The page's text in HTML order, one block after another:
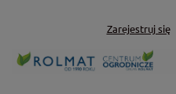
Zarejestruj się